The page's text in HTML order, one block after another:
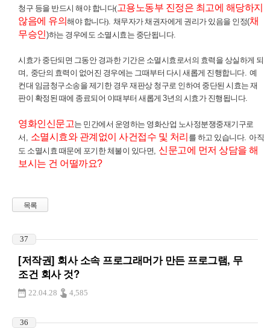
청구 등을 반드시 해야 합니다(고용노동부 진정은 최고에 해당하지
않음에 유의 해야 합니다). 채무자가 채권자에게 권리가 있음을 인정(채
무승인)하는 경우에도 소멸시효는 중단됩니다.
시효가 중단되면 그동안 경과한 기간은 소멸시효로서의 효력을 상실하게 되
며 , 중단의 효력이 없어진 경우에는 그때부터 다시 새롭게 진행합니다. 예
컨대 임금청구소송을 제기한 경우 재판상 청구로 인하여 중단된 시효는 재
판이 확정된 때에 종료되어 이때부터 새롭게 3년의 시효가 진행됩니다.
영화인신문고는 민간에서 운영하는 영화산업 노사정분쟁중재기구로
서 , 소멸시효와 관계없이 사건접수 및 처리 를 하고 있습니다. 아직
도 소멸시효 때문에 포기한 체불이 있다면, 신문고에 먼저 상담을 해
보시는 건 어떨까요?
목록
37
[저작권] 회사 소속 프로그래머가 만든 프로그램, 무
조건 회사 것?
22.04.28 4,585
36